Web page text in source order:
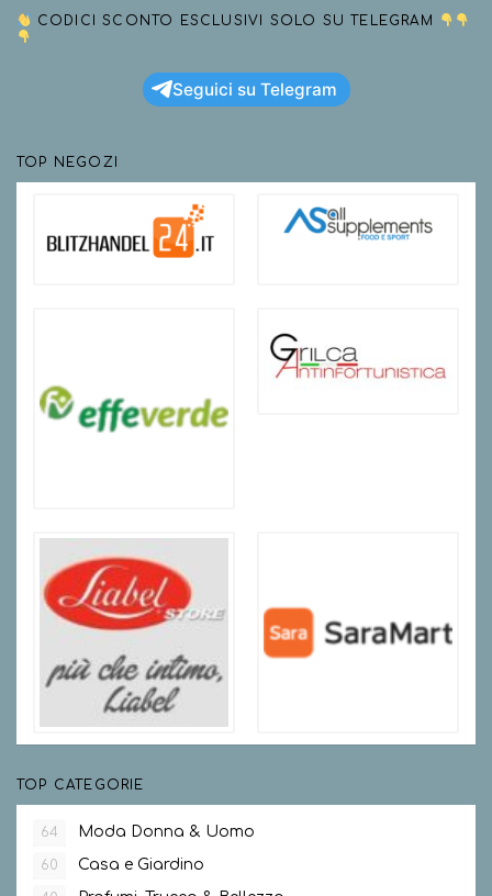
CODICI SCONTO ESCLUSIVI SOLO SU TELEGRAM
Seguici su Telegram
TOP NEGOZI
TOP CATEGORIE
64 Moda Donna & Uomo
60 Casa e Giardino